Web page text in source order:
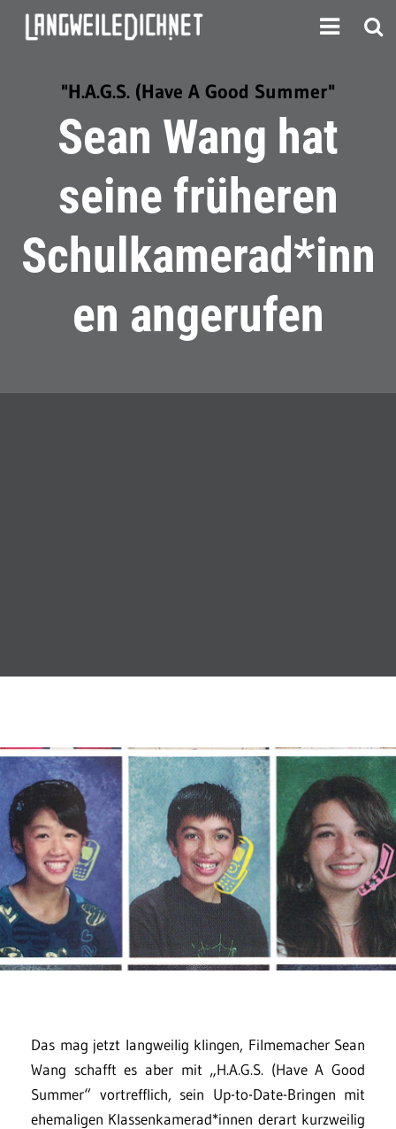
"H.A.G.S. (Have A Good Summer"
Sean Wang hat
seine früheren
Schulkamerad*inn
en angerufen
Das mag jetzt langweilig klingen, Filmemacher Sean
Wang schafft es aber mit „H.A.G.S. (Have A Good
Summer“ vortrefflich, sein Up-to-Date-Bringen mit
ehemaligen Klassenkamerad*innen derart kurzweilig